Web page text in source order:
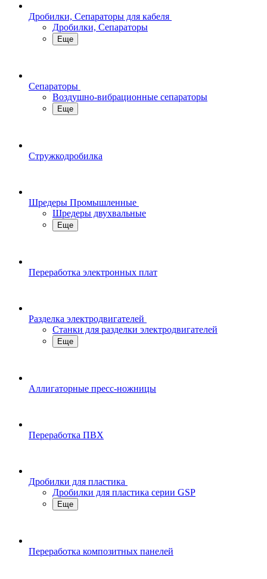
Дробилки, Сепараторы для кабеля
Дробилки, Сепараторы
Еще
Сепараторы
Воздушно-вибрационные сепараторы
Еще
Стружкодробилка
Шредеры Промышленные
Шредеры двухвальные
Еще
Переработка электронных плат
Разделка электродвигателей
Станки для разделки электродвигателей
Еще
Аллигаторные пресс-ножницы
Переработка ПВХ
Дробилки для пластика
Дробилки для пластика серии GSP
Еще
Переработка композитных панелей